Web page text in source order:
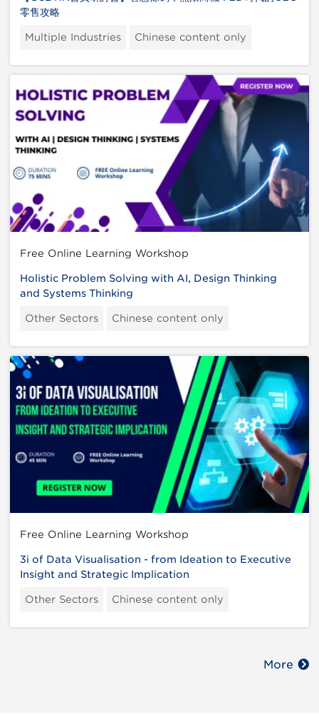
零售攻略
Multiple Industries Chinese content only
Free Online Learning Workshop
Holistic Problem Solving with AI, Design Thinking
and Systems Thinking
Other Sectors Chinese content only
Free Online Learning Workshop
3i of Data Visualisation - from Ideation to Executive
Insight and Strategic Implication
Other Sectors Chinese content only
More